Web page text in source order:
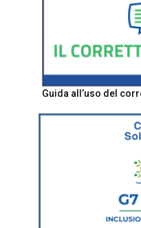
Guida all’uso del